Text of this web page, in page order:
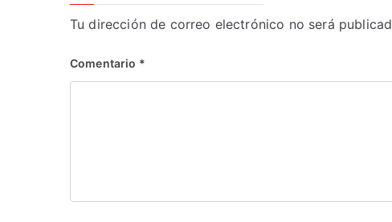
Tu dirección de correo electrónico no será
Comentario *